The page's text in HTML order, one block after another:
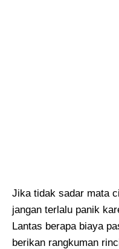
Jika tidak sadar mata
jangan terlalu panik
Lantas berapa biaya
berikan rangkuman